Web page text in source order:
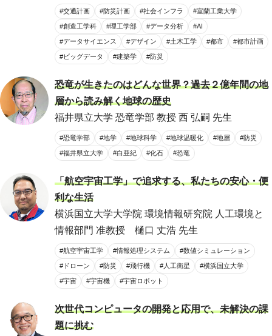
#交通計画 #防災計画 #社会インフラ #室蘭工業大学
#創造工学科 #理工学部 #データ分析 #AI
#データサイエンス #デザイン #土木工学 #都市 #都市計画
#ビッグデータ #建築学 #防災
恐竜が生きたのはどんな世界？過去２億年間の地
層から読み解く地球の歴史
福井県立大学 恐竜学部 教授 西 弘嗣 先生
#恐竜学部 #地学 #地球科学 #地球温暖化 #地層 #防災
#福井県立大学 #白亜紀 #化石 #恐竜
「航空宇宙工学」で追求する、私たちの安心・便
利な生活
横浜国立大学大学院 環境情報研究院 人工環境と
情報部門 准教授 樋口 丈浩 先生
#航空宇宙工学 #情報処理システム #数値シミュレーション
#ドローン #防災 #飛行機 #人工衛星 #横浜国立大学
#宇宙 #宇宙機 #宇宙ロボット
次世代コンピュータの開発と応用で、未解決の課
題に挑む